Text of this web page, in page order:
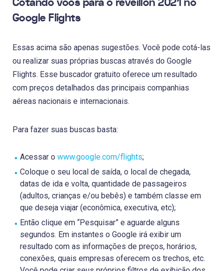
Google Flights
Essas acima são apenas sugestões. Você pode cotá-las
ou realizar suas próprias buscas através do Google
Flights. Esse buscador gratuito oferece um resultado
com preços detalhados das principais companhias
aéreas nacionais e internacionais.
Para fazer suas buscas basta:
Acessar o www.google.com/flights;
Coloque o seu local de saída, o local de chegada,
datas de ida e volta, quantidade de passageiros
(adultos, crianças e/ou bebês) e também classe em
que deseja viajar (econômica, executiva, etc);
Então clique em “Pesquisar” e aguarde alguns
segundos. Em instantes o Google irá exibir um
resultado com as informações de preços, horários,
conexões, quais empresas oferecem os trechos, etc.